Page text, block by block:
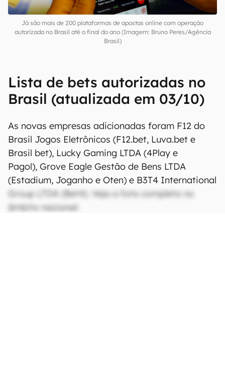
Já são mais de 200 plataformas de apostas online com operação
autorizada no Brasil até o final do ano (Imagem: Bruno Peres/Agência
Brasil)
Lista de bets autorizadas no
Brasil (atualizada em 03/10)
As novas empresas adicionadas foram F12 do
Brasil Jogos Eletrônicos (F12.bet, Luva.bet e
Brasil bet), Lucky Gaming LTDA (4Play e
Pagol), Grove Eagle Gestão de Bens LTDA
(Estadium, Joganho e Oten) e B3T4 International
Group LTDA (Bet4). Veja a lista completa no
âmbito nacional: